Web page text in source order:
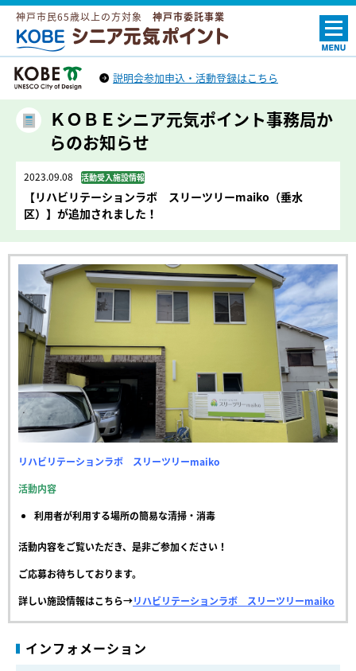
神戸市民65歳以上の方対象 神戸市委託事業
ＫＯＢＥシニア元気ポイント
神戸市トップへ
（外部リンク）
説明会参加申込・活動登録はこちら
ＫＯＢＥシニア元気ポイント事務局か
らのお知らせ
2023.09.08 活動受入施設情報
【リハビリテーションラボ スリーツリーmaiko（垂水
区）】が追加されました！
リハビリテーションラボ スリーツリーmaiko
活動内容
利用者が利用する場所の簡易な清掃・消毒
活動内容をご覧いただき、是非ご参加ください！
ご応募お待ちしております。
詳しい施設情報はこちら→リハビリテーションラボ スリーツリーmaiko
インフォメーション